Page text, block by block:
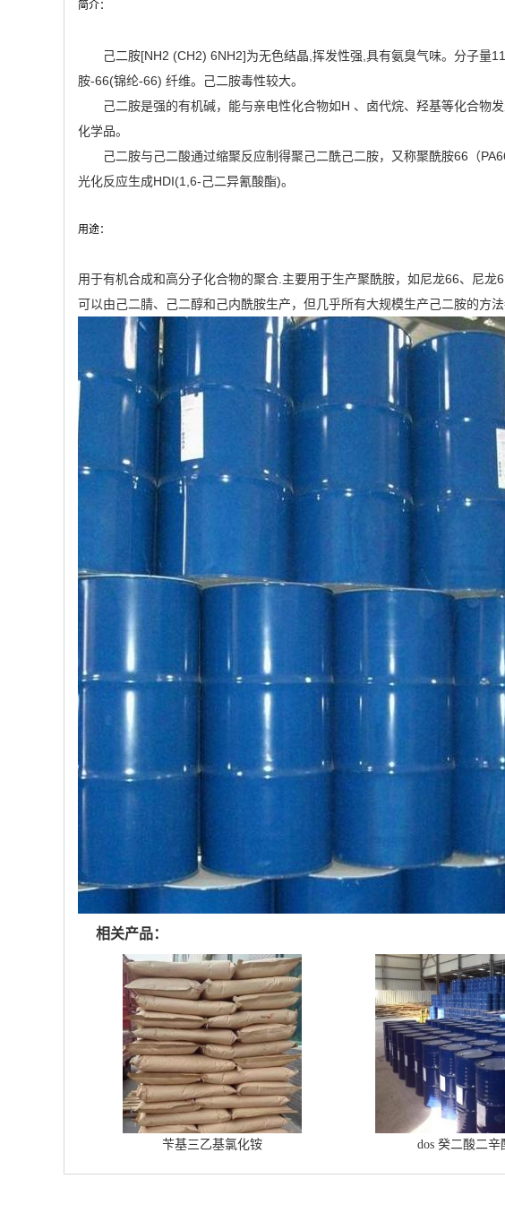
简介：
己二胺[NH2 (CH2) 6NH2]为无色结晶,挥发性强,具有氨臭气味。分子
胺-66(锦纶-66) 纤维。己二胺毒性较大。
己二胺是强的有机碱，能与亲电性化合物如H 、卤代烷、羟基等化合物
化学品。
己二胺与己二酸通过缩聚反应制得聚己二酰己二胺，又称聚酰胺66（
光化反应生成HDI(1,6-己二异氰酸酯)。
用途：
用于有机合成和高分子化合物的聚合.主要用于生产聚酰胺，如尼龙66、尼
可以由己二腈、己二醇和己内酰胺生产，但几乎所有大规模生产己二胺的方法
相关产品：
苄基三乙基氯化铵 dos 癸二酸二辛